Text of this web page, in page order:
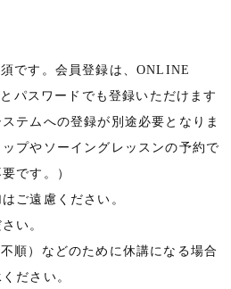
です。会員登録は、ONLINE
パスワードでも登録いただけます
テムへの登録が別途必要となりま
プやソーイングレッスンの予約で
です。）
ご遠慮ください。
い。
順）などのために休講になる場合
ださい。